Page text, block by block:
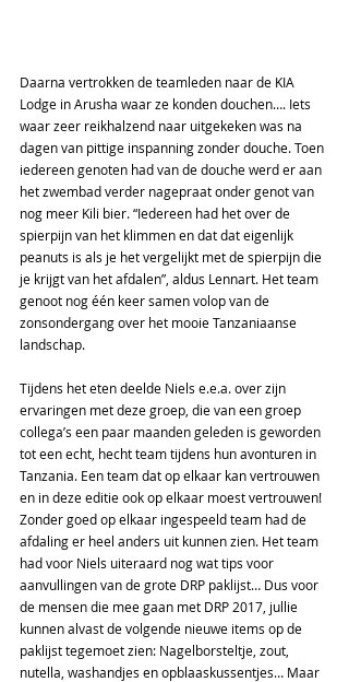
Daarna vertrokken de teamleden naar de KIA
Lodge in Arusha waar ze konden douchen…. Iets
waar zeer reikhalzend naar uitgekeken was na
dagen van pittige inspanning zonder douche. Toen
iedereen genoten had van de douche werd er aan
het zwembad verder nagepraat onder genot van
nog meer Kili bier. “Iedereen had het over de
spierpijn van het klimmen en dat dat eigenlijk
peanuts is als je het vergelijkt met de spierpijn die
je krijgt van het afdalen”, aldus Lennart. Het team
genoot nog één keer samen volop van de
zonsondergang over het mooie Tanzaniaanse
landschap.
Tijdens het eten deelde Niels e.e.a. over zijn
ervaringen met deze groep, die van een groep
collega’s een paar maanden geleden is geworden
tot een echt, hecht team tijdens hun avonturen in
Tanzania. Een team dat op elkaar kan vertrouwen
en in deze editie ook op elkaar moest vertrouwen!
Zonder goed op elkaar ingespeeld team had de
afdaling er heel anders uit kunnen zien. Het team
had voor Niels uiteraard nog wat tips voor
aanvullingen van de grote DRP paklijst… Dus voor
de mensen die mee gaan met DRP 2017, jullie
kunnen alvast de volgende nieuwe items op de
paklijst tegemoet zien: Nagelborsteltje, zout,
nutella, washandjes en opblaaskussentjes… Maar